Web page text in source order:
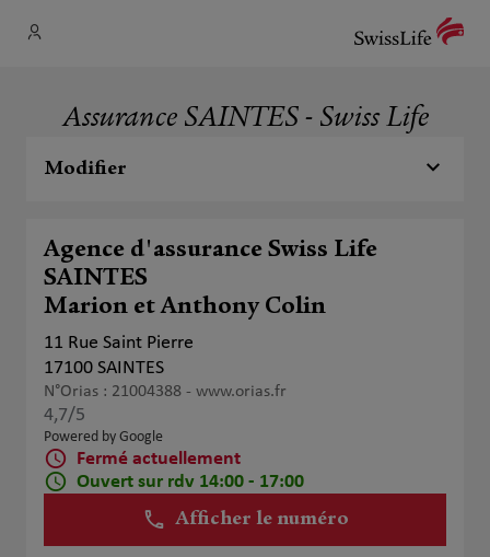
Assurance SAINTES - Swiss Life
Modifier
Agence d'assurance Swiss Life
SAINTES
Marion et Anthony Colin
11 Rue Saint Pierre
17100 SAINTES
N°Orias : 21004388 - www.orias.fr
4,7/5
Powered by Google
Fermé actuellement
Ouvert sur rdv 14:00 - 17:00
Afficher le numéro